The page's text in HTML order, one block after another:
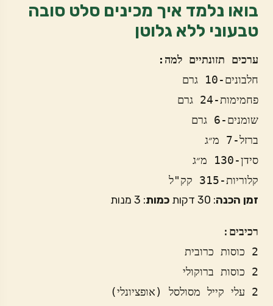
בואו נלמד איך מכינים סלט סובה
טבעוני ללא גלוטן
ערכים תזונתיים למה:
קלוריות-315 קק"ל
זמן הכנה: 30 דקות כמות: 3 מנות
רכיבים